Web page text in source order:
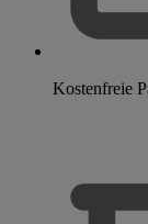
Kostenfreie